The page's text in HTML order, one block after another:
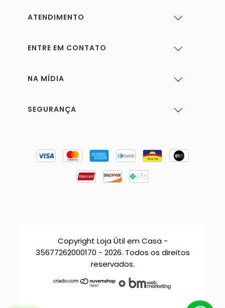
ATENDIMENTO
ENTRE EM CONTATO
NA MÍDIA
SEGURANÇA
Copyright Loja Útil em Casa -
35677262000170 - 2026. Todos os direitos
reservados.